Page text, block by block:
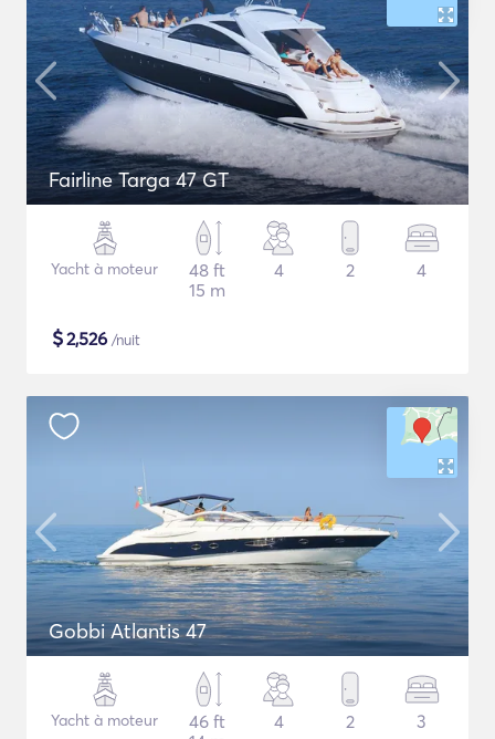
Fairline Targa 47 GT
Yacht à moteur
48 ft
15 m
4 2 4
$2,526 /nuit
Gobbi Atlantis 47
Yacht à moteur
46 ft
4 2 3